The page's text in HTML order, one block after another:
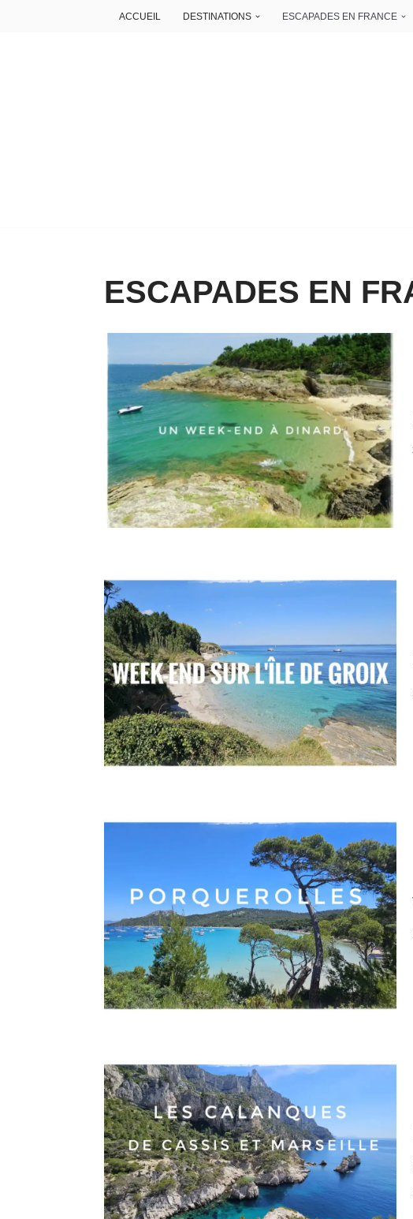
ACCUEIL DESTINATIONS ESCAPADES EN FRANCE
ESCAPADES EN